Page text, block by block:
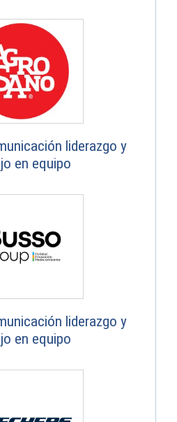
liderazgo y
en equipo
liderazgo y
en equipo